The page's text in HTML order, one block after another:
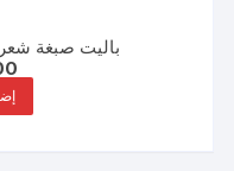
باليت صبغة شعر